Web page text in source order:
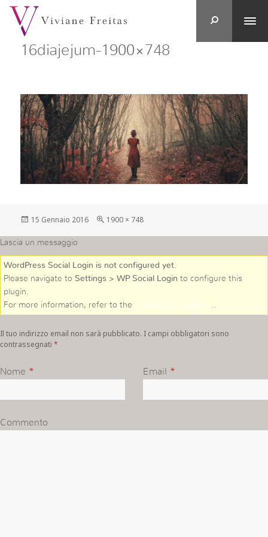
16diajejum-1900×748
Postato
15 Gennaio 2016
Full
1900 × 748
Lascia un messaggio
WordPress Social Login is not configured yet
Please navigate to Settings > WP Social Login to configure this
plugin.
For more information, refer to the
online user guide
Il tuo indirizzo email non sarà pubblicato. I campi obbligatori sono
contrassegnati *
Nome * Email *
Commento